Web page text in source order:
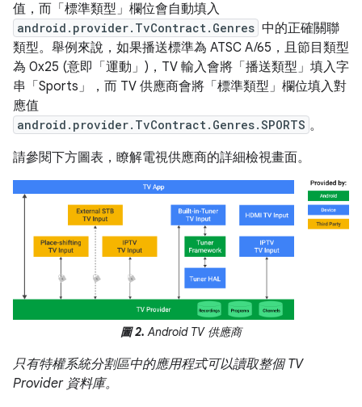
值，而「標準類型」欄位會自動填入
android.provider.TvContract.Genres 中的正確關聯
類型。舉例來說，如果播送標準為 ATSC A/65，且節目類型
為 0x25 (意即「運動」)，TV 輸入會將「播送類型」填入字
串「Sports」，而 TV 供應商會將「標準類型」欄位填入對
應值
android.provider.TvContract.Genres.SPORTS 。
請參閱下方圖表，瞭解電視供應商的詳細檢視畫面。
圖 2. Android TV 供應商
只有特權系統分割區中的應用程式可以讀取整個 TV
Provider 資料庫。